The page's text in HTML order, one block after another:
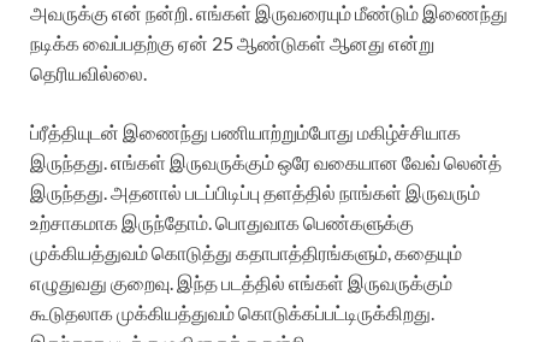
அவருக்கு என் நன்றி. எங்கள் இருவரையும் மீண்டும் இணைந்து
நடிக்க வைப்பதற்கு ஏன் 25 ஆண்டுகள் ஆனது என்று
தெரியவில்லை.
ப்ரீத்தியுடன் இணைந்து பணியாற்றும்போது மகிழ்ச்சியாக
இருந்தது. எங்கள் இருவருக்கும் ஒரே வகையான வேவ் லென்த்
இருந்தது. அதனால் படப்பிடிப்பு தளத்தில் நாங்கள் இருவரும்
உற்சாகமாக இருந்தோம். பொதுவாக பெண்களுக்கு
முக்கியத்துவம் கொடுத்து கதாபாத்திரங்களும், கதையும்
எழுதுவது குறைவு. இந்த படத்தில் எங்கள் இருவருக்கும்
கூடுதலாக முக்கியத்துவம் கொடுக்கப்பட்டிருக்கிறது.